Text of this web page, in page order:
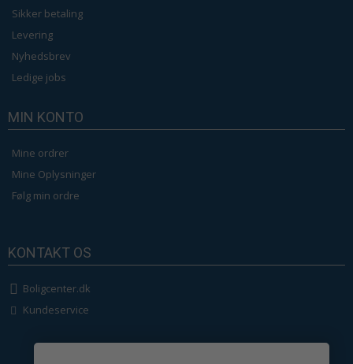
Sikker betaling
Levering
Nyhedsbrev
Ledige jobs
MIN KONTO
Mine ordrer
Mine Oplysninger
Følg min ordre
KONTAKT OS
Boligcenter.dk
Kundeservice